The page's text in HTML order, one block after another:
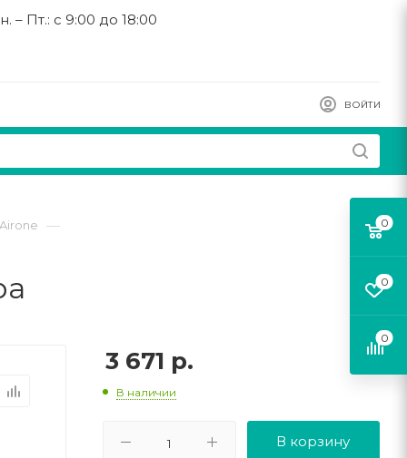
– Пт.: с 9:00 до 18:00
ВОЙТИ
—
3 671 р.
В наличии
В корзину
0
0
0